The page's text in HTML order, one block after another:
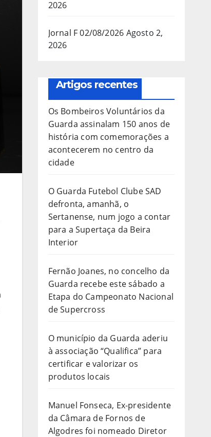
2026
Jornal F 02/08/2026 Agosto 2,
2026
Artigos recentes
Os Bombeiros Voluntários da
Guarda assinalam 150 anos de
história com comemorações a
acontecerem no centro da
cidade
O Guarda Futebol Clube SAD
defronta, amanhã, o
Sertanense, num jogo a contar
para a Supertaça da Beira
Interior
Fernão Joanes, no concelho da
Guarda recebe este sábado a
Etapa do Campeonato Nacional
de Supercross
O município da Guarda aderiu
à associação “Qualifica” para
certificar e valorizar os
produtos locais
Manuel Fonseca, Ex-presidente
da Câmara de Fornos de
Algodres foi nomeado Diretor